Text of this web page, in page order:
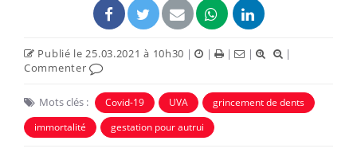
Publié le 25.03.2021 à 10h30 | | | |
|
Commenter
Mots clés : Covid-19 UVA
grincement de dents
immortalité
gestation pour autrui